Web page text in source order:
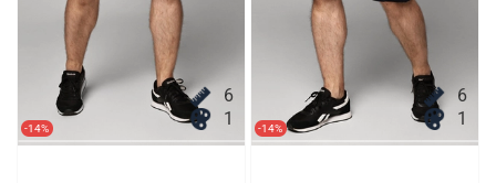
-14%
6
1
-14%
6
1